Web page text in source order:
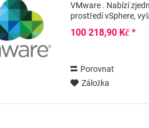
VMware . Nabízí
prostředí vSphere,
7 Standard...
100 218,90 Kč *
Porovnat
Záložka